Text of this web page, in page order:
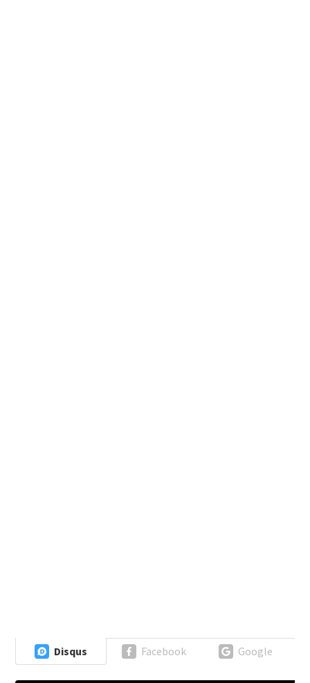
Disqus Facebook Google